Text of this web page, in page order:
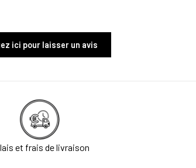
ici pour laisser un avis
et frais de livraison